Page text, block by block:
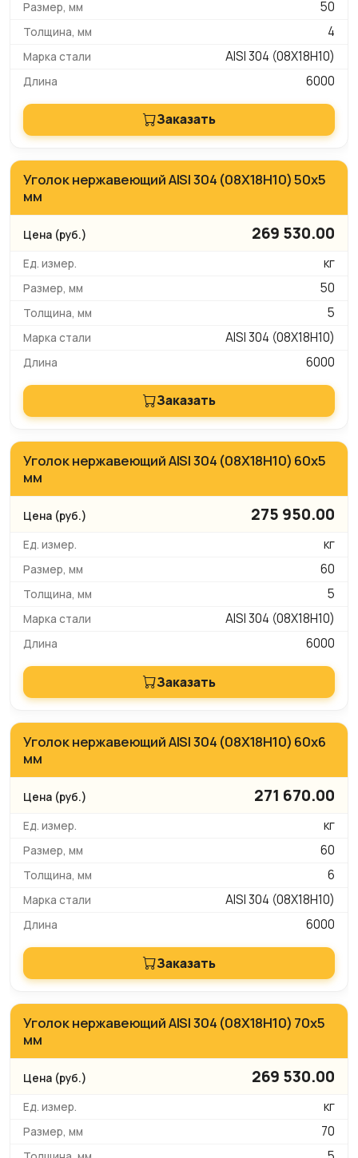
50
4
AISI 304 (08Х18Н10)
6000
Заказать
Уголок нержавеющий AISI 304 (08Х18Н10) 50х5
мм
269 530.00
кг
50
5
AISI 304 (08Х18Н10)
6000
Заказать
Уголок нержавеющий AISI 304 (08Х18Н10) 60х5
мм
275 950.00
кг
60
5
AISI 304 (08Х18Н10)
6000
Заказать
Уголок нержавеющий AISI 304 (08Х18Н10) 60х6
мм
271 670.00
кг
60
6
AISI 304 (08Х18Н10)
6000
Заказать
Уголок нержавеющий AISI 304 (08Х18Н10) 70х5
мм
269 530.00
кг
70